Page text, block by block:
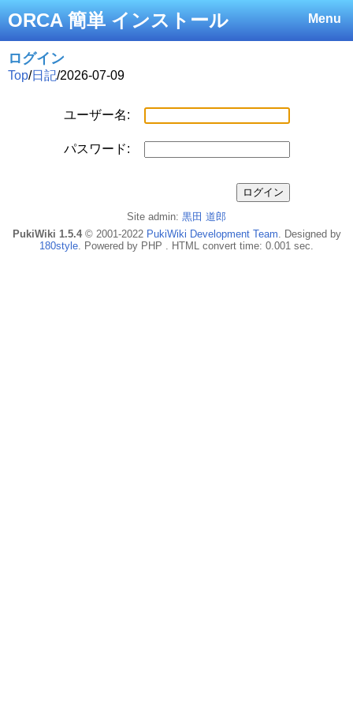
Menu
ORCA 簡単 インストール
ログイン
Top/日記/2026-07-09
ユーザー名:
パスワード:
Site admin: 黒田 道郎
PukiWiki 1.5.4© 2001-2022 PukiWiki Development Team. Designed by
180style. Powered by PHP . HTML convert time: 0.001 sec.